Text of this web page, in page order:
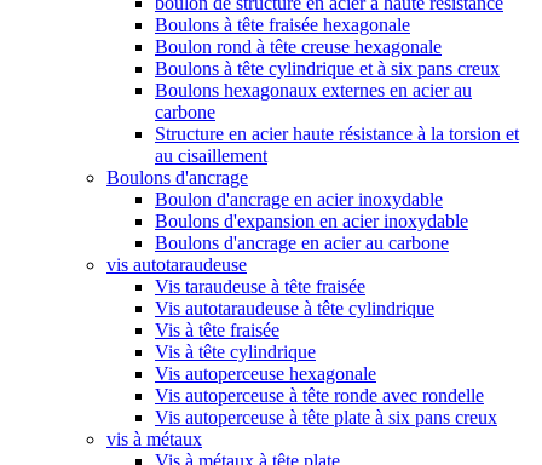
Boulons à tête fraisée hexagonale
Boulon rond à tête creuse hexagonale
Boulons à tête cylindrique et à six pans creux
Boulons hexagonaux externes en acier au
carbone
Structure en acier haute résistance à la torsion et
au cisaillement
Boulons d'ancrage
Boulon d'ancrage en acier inoxydable
Boulons d'expansion en acier inoxydable
Boulons d'ancrage en acier au carbone
vis autotaraudeuse
Vis taraudeuse à tête fraisée
Vis autotaraudeuse à tête cylindrique
Vis à tête fraisée
Vis à tête cylindrique
Vis autoperceuse hexagonale
Vis autoperceuse à tête ronde avec rondelle
Vis autoperceuse à tête plate à six pans creux
vis à métaux
Vis à métaux à tête plate